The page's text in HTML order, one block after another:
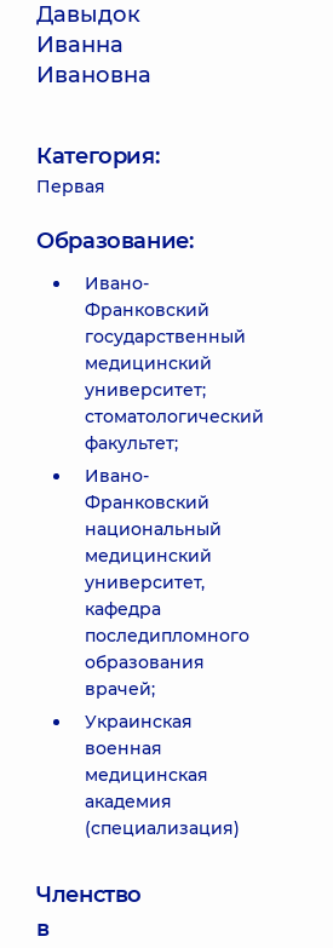
Давыдок
Иванна
Ивановна
Категория:
Первая
Образование:
Ивано-
Франковский
государственный
медицинский
университет;
стоматологический
факультет;
Ивано-
Франковский
национальный
медицинский
университет,
кафедра
последипломного
образования
врачей;
Украинская
военная
медицинская
академия
(специализация)
Членство
в